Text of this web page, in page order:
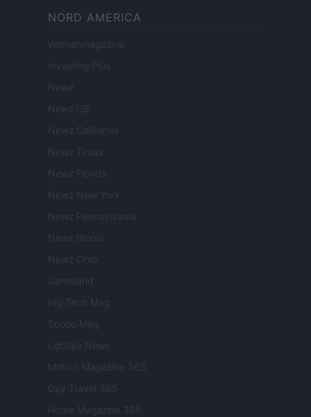
NORD AMERICA
Womanmagazine
Investing Plus
Newz
Newz US
Newz California
Newz Texas
Newz Florida
Newz New York
Newz Pennsylvania
Newz Illinois
Newz Ohio
Gameland
Hig Tech Mag
Scoop Mag
Lgbtqia News
Motors Magazine 365
Day Travel 365
Home Magazine 365